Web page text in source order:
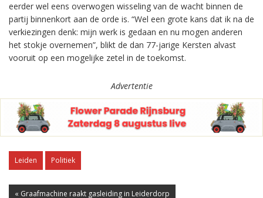
eerder wel eens overwogen wisseling van de wacht binnen de
partij binnenkort aan de orde is. “Wel een grote kans dat ik na de
verkiezingen denk: mijn werk is gedaan en nu mogen anderen
het stokje overnemen”, blikt de dan 77-jarige Kersten alvast
vooruit op een mogelijke zetel in de toekomst.
Advertentie
Leiden Politiek
« Graafmachine raakt gasleiding in Leiderdorp